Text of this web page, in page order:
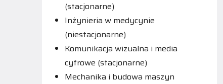
(stacjonarne)
Inżynieria w medycynie
(niestacjonarne)
Komunikacja wizualna i media
cyfrowe (stacjonarne)
Mechanika i budowa maszyn